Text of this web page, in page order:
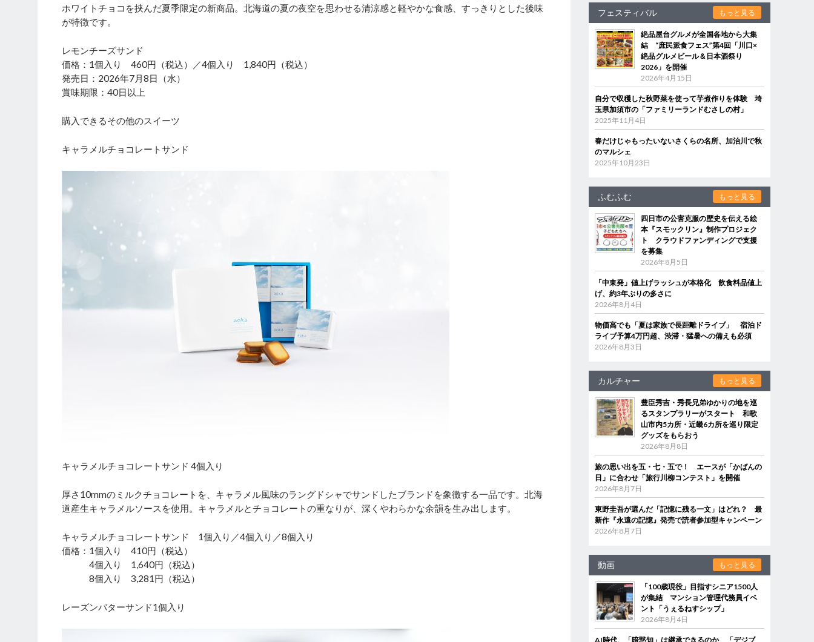
ホワイトチョコを挟んだ夏季限定の新商品。北海道の夏の夜空を思わせる清涼感と軽やかな食感、すっきりとした後味
が特徴です。
レモンチーズサンド
価格：1個入り 460円（税込）／4個入り 1,840円（税込）
発売日：2026年7月8日（水）
賞味期限：40日以上
購入できるその他のスイーツ
キャラメルチョコレートサンド
キャラメルチョコレートサンド 4個入り
厚さ10mmのミルクチョコレートを、キャラメル風味のラングドシャでサンドしたブランドを象徴する一品です。北海
道産生キャラメルソースを使用。キャラメルとチョコレートの重なりが、深くやわらかな余韻を生み出します。
キャラメルチョコレートサンド 1個入り／4個入り／8個入り
価格：1個入り 410円（税込）
4個入り 1,640円（税込）
8個入り 3,281円（税込）
レーズンバターサンド1個入り
フェスティバル もっと見る
絶品屋台グルメが全国各地から大集
結 “庶民派食フェス”第4回「川口×
絶品グルメビール＆日本酒祭り
2026」を開催
2026年4月15日
自分で収穫した秋野菜を使って芋煮作りを体験 埼
玉県加須市の「ファミリーランドむさしの村」
2025年11月4日
春だけじゃもったいないさくらの名所、加治川で秋
のマルシェ
2025年10月23日
ふむふむ もっと見る
四日市の公害克服の歴史を伝える絵
本『スモックリン』制作プロジェク
ト クラウドファンディングで支援
を募集
2026年8月5日
「中東発」値上げラッシュが本格化 飲食料品値上
げ、約3年ぶりの多さに
2026年8月4日
物価高でも「夏は家族で長距離ドライブ」 宿泊ド
ライブ予算4万円超、渋滞・猛暑への備えも必須
2026年8月3日
カルチャー もっと見る
豊臣秀吉・秀長兄弟ゆかりの地を巡
るスタンプラリーがスタート 和歌
山市内5カ所・近畿6カ所を巡り限定
グッズをもらおう
2026年8月8日
旅の思い出を五・七・五で！ エースが「かばんの
日」に合わせ「旅行川柳コンテスト」を開催
2026年8月7日
東野圭吾が選んだ「記憶に残る一文」はどれ？ 最
新作『永遠の記憶』発売で読者参加型キャンペーン
2026年8月7日
動画 もっと見る
「100歳現役」目指すシニア1500人
が集結 マンション管理代務員イベ
ント「うぇるねすシップ」
2026年8月4日
AI時代、「暗黙知」は継承できるのか 「デジブ